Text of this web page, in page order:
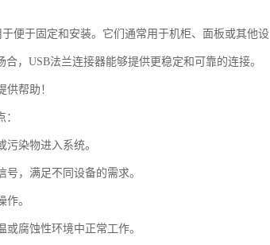
便于固定和安装。它们通常用于机柜、面板或其他设
，USB法兰连接器能够提供更稳定和可靠的连接。
帮助！
染物进入系统。
，满足不同设备的需求。
。
腐蚀性环境中正常工作。